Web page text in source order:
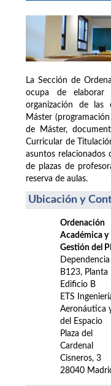
La Sección de
ocupa de elaborar
organización de las
Máster
de Máster,
Curricular de
asuntos relacionados
de plazas de
reserva de aulas.
Ubicación y
Ordenación
Académica y
Gestión del
Dependencia
B123, Planta
Edificio B
ETS
Aeronáutica
del Espacio
Plaza del
Cardenal
Cisneros, 3
28040